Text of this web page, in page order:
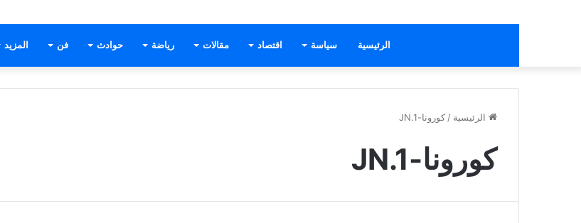
الرئيسية سياسة اقتصاد مقالات رياضة حوادث فن المزيد
الرئيسية / كورونا-JN.1
كورونا-JN.1